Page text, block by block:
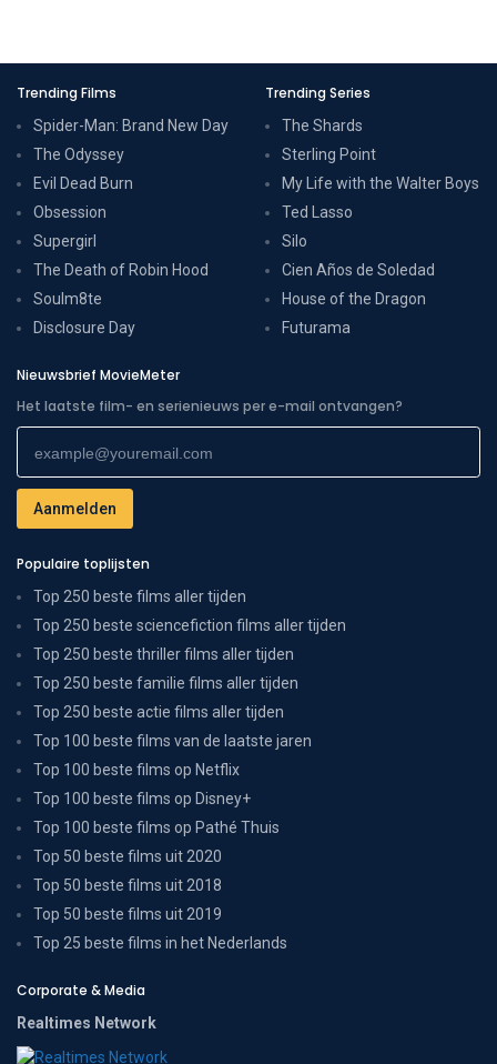
Trending Films
Spider-Man: Brand New Day
The Odyssey
Evil Dead Burn
Obsession
Supergirl
The Death of Robin Hood
Soulm8te
Disclosure Day
Trending Series
The Shards
Sterling Point
My Life with the Walter Boys
Ted Lasso
Silo
Cien Años de Soledad
House of the Dragon
Futurama
Nieuwsbrief MovieMeter
Het laatste film- en serienieuws per e-mail ontvangen?
Populaire toplijsten
Top 250 beste films aller tijden
Top 250 beste sciencefiction films aller tijden
Top 250 beste thriller films aller tijden
Top 250 beste familie films aller tijden
Top 250 beste actie films aller tijden
Top 100 beste films van de laatste jaren
Top 100 beste films op Netflix
Top 100 beste films op Disney+
Top 100 beste films op Pathé Thuis
Top 50 beste films uit 2020
Top 50 beste films uit 2018
Top 50 beste films uit 2019
Top 25 beste films in het Nederlands
Corporate & Media
Realtimes Network